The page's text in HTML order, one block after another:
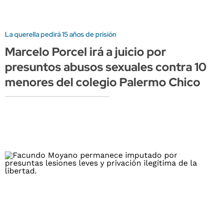
La querella pedirá 15 años de prisión
Marcelo Porcel irá a juicio por
presuntos abusos sexuales contra 10
menores del colegio Palermo Chico